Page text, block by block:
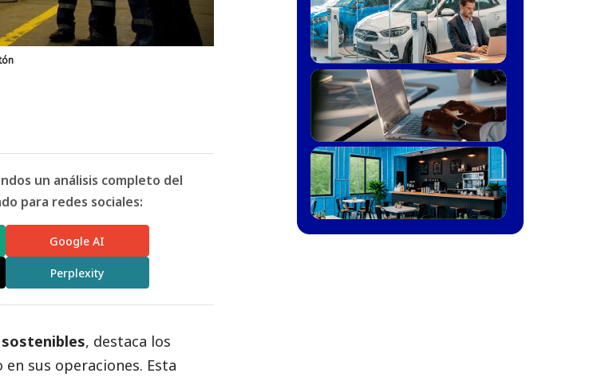
un análisis completo del
para redes sociales:
Google AI
Perplexity
, destaca los
sus operaciones. Esta